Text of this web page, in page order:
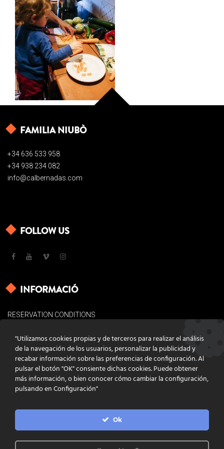
FAMILIA NIUBÒ
+34 636 533 958
+34 938 234 082
info@calbernadas.com
FOLLOW US
INFORMACIÓ
RESERVATION CONDITIONS
COOKIES POLICY
CONTACT
PROGRAMACIÓ INFOACTIVA'T
"Utilizamos cookies propias y de terceros para realizar el análisis
de la navegación de los usuarios, personalizar la publicidad y
recabar información sobre las preferencias de configuración. Al
pulsar el botón "OK" consiente dichas cookies. Puede obtener
más información, o bien conocer cómo cambiar la configuración,
pulsando en Configuración"
Ok